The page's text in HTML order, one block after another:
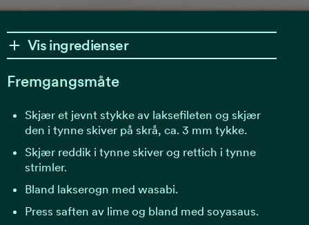
Vis ingredienser
Fremgangsmåte
Skjær et jevnt stykke av laksefileten og skjær
den i tynne skiver på skrå, ca. 3 mm tykke.
Skjær reddik i tynne skiver og rettich i tynne
strimler.
Bland lakserogn med wasabi.
Press saften av lime og bland med soyasaus.